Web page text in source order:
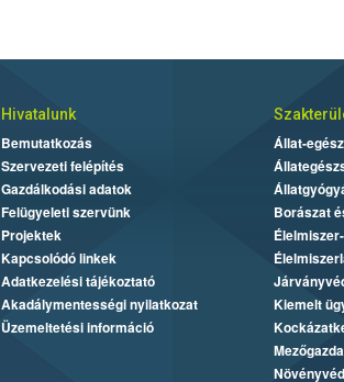
Hivatalunk
Bemutatkozás
Szervezeti felépítés
Gazdálkodási adatok
Felügyeleti szervünk
Projektek
Kapcsolódó linkek
Adatkezelési tájékoztató
Akadálymentességi nyilatkozat
Üzemeltetési információ
Állat-
Borászat
Kiemelt